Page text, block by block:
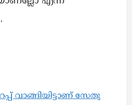
വാങ്ങിയിട്ടാണ് സേതു